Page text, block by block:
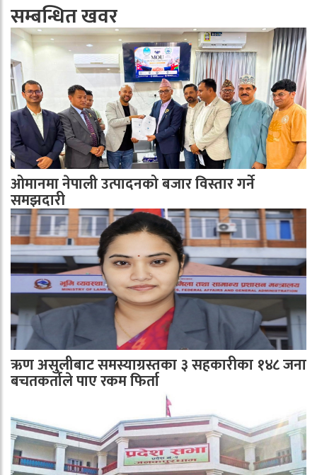
सम्बन्धित खवर
ओमानमा नेपाली उत्पादनको बजार विस्तार गर्ने
समझदारी
ऋण असुलीबाट समस्याग्रस्तका ३ सहकारीका १४८ जना
बचतकर्ताले पाए रकम फिर्ता